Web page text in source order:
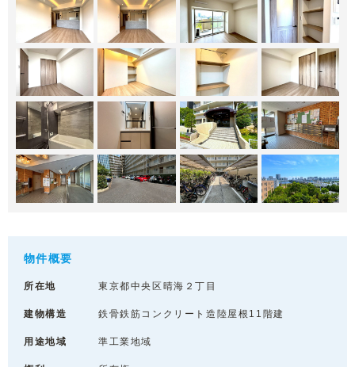
物件概要
所在地 東京都中央区晴海２丁目
建物構造 鉄骨鉄筋コンクリート造陸屋根11階建
用途地域 準工業地域